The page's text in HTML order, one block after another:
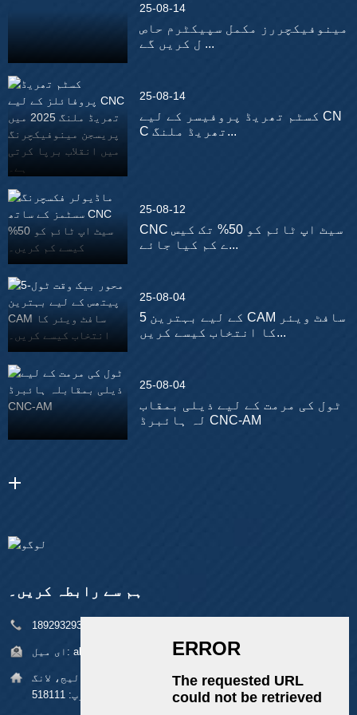
25-08-14
مینوفیکچررز مکمل سپیکٹرم حاص
ل کریں گے ...
25-08-14
کسٹم تھریڈ پروفیسر کے لیے CN
C تھریڈ ملنگ...
25-08-12
CNC سیٹ اپ ٹائم کو 50% تک کیس
ے کم کیا جائے...
25-08-04
5 کے لیے بہترین CAM سافٹ ویئر
کا انتخاب کیسے کریں...
25-08-04
ٹول کی مرمت کے لیے ذیلی بمقاب
لہ ہائبرڈ CNC-AM
ہم سے رابطہ کریں۔
ای میل: alan@pftworld.com
بلڈنگ 49، فومین انڈسٹریل پارک، پنگھو ولیج، لانگ
گانگ ڈسٹرکٹ، شینزین زپ: 518111